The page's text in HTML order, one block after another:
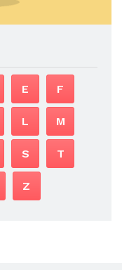
E F
L M
S T
Z